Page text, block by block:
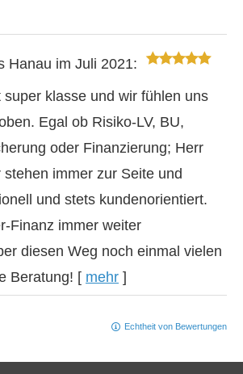
Hanau im Juli 2021:
super klasse und wir fühlen uns
Egal ob Risiko-LV, BU,
oder Finanzierung; Herr
immer zur Seite und
und stets kundenorientiert.
Finanz immer weiter
diesen Weg noch einmal vielen
Beratung! [ mehr ]
Echtheit von Bewertungen